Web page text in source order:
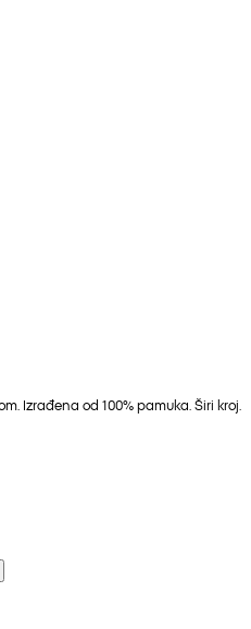
Izrađena od 100% pamuka. Širi kroj.